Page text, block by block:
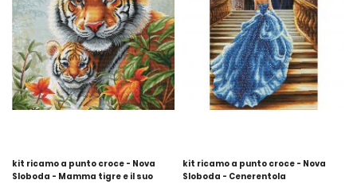
kit ricamo a punto croce - Nova
Sloboda - Mamma tigre e il suo
kit ricamo a punto croce - Nova
Sloboda - Cenerentola